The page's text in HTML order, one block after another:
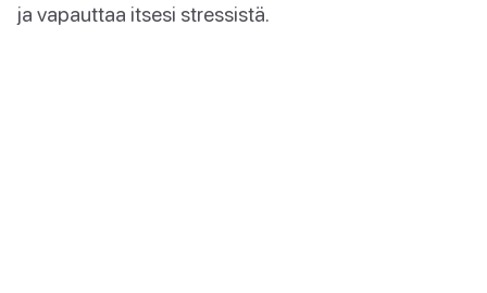
ja vapauttaa itsesi stressistä.